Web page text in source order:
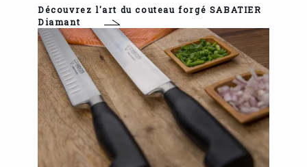
Découvrez l'art du couteau forgé SABATIER
Diamant